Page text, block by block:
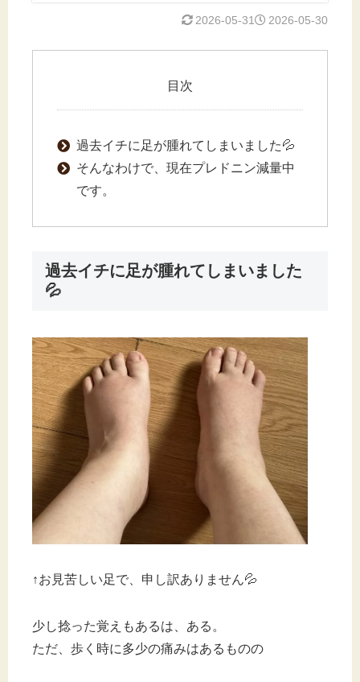
2026-05-30
2026-05-31
目次
過去イチに足が腫れてしまいました💦
そんなわけで、現在プレドニン減量中
です。
過去イチに足が腫れてしまいました
💦
↑お見苦しい足で、申し訳ありません💦
少し捻った覚えもあるは、ある。
ただ、歩く時に多少の痛みはあるものの